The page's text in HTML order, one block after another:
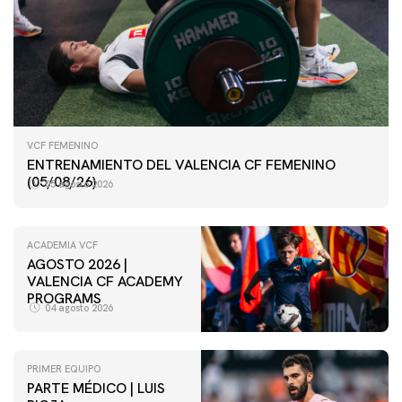
VCF FEMENINO
ENTRENAMIENTO DEL VALENCIA CF FEMENINO
(05/08/26)
05 agosto 2026
ACADEMIA VCF
AGOSTO 2026 |
VALENCIA CF ACADEMY
PROGRAMS
04 agosto 2026
PRIMER EQUIPO
PARTE MÉDICO | LUIS
VCF FEMENINO